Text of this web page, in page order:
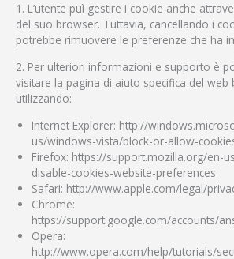
1. L’utente puì gestire i cookie anche
del suo browser. Tuttavia, cancellando i
potrebbe rimuovere le preferenze che ha
2. Per ulteriori informazioni e supporto è
visitare la pagina di aiuto specifica del web
utilizzando:
Internet Explorer: http://
us/windows-vista/block-or-allow-
Firefox: https://support.mozilla.org/en-
disable-cookies-website-preferences
Safari: http://www.apple.com/legal/
Chrome:
https://support.google.com/accounts/
Opera:
http://www.opera.com/help/tutorials/